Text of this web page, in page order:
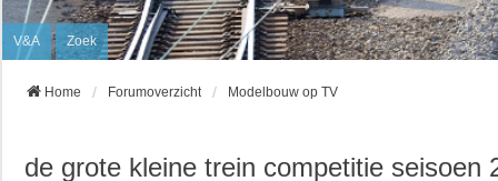
V&A Zoek
Home Forumoverzicht Modelbouw op TV
de grote kleine trein competitie seisoen